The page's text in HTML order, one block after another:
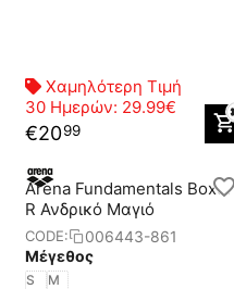
Χαμηλότερη Τιμή
30 Ημερών: 29.99€
€2099
Arena Fundamentals Boxer
R Ανδρικό Μαγιό
CODE:
006443-861
Μέγεθος
S M